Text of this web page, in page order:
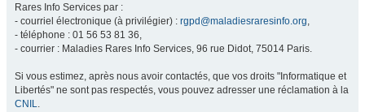
Rares Info Services par :
- courriel électronique (à privilégier) : rgpd@maladiesraresinfo.org,
- téléphone : 01 56 53 81 36,
- courrier : Maladies Rares Info Services, 96 rue Didot, 75014 Paris.
Si vous estimez, après nous avoir contactés, que vos droits "Informatique et
Libertés" ne sont pas respectés, vous pouvez adresser une réclamation à la
CNIL.